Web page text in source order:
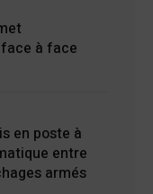
face à face
en poste à
entre
armés